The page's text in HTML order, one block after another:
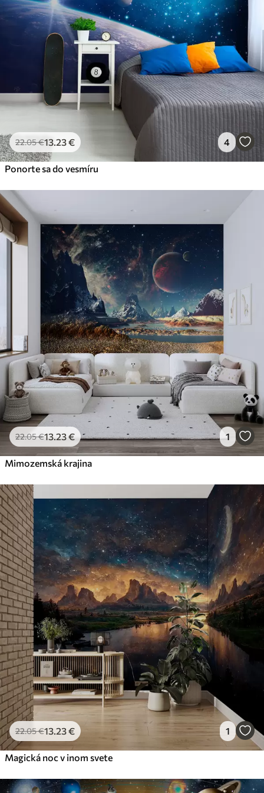
56.6734.00€/m²
Prémiový vinyl
.00 /m²
Peel and Stick
/m²
22.05€13.23€ 4
Ponorte sa do vesmíru
22.05€13.23€ 1
Mimozemská krajina
22.05€13.23€ 1
Magická noc v inom svete